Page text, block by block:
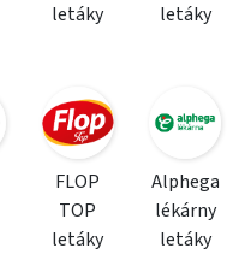
letáky
letáky
FLOP
TOP
letáky
Alphega
lékárny
letáky